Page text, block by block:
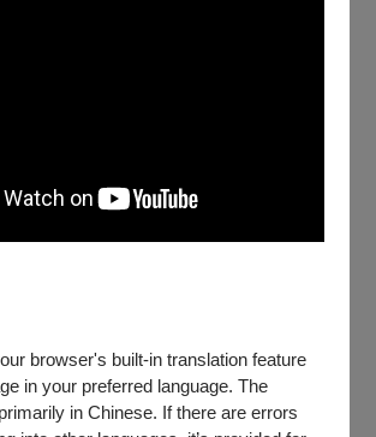
browser's built-in translation feature
in your preferred language. The
in Chinese. If there are errors
樂系指揮碩士
獲中奧學術交流獎學金赴國立維也納音樂
樂團指揮，師事與阿巴多、楊頌斯同為師
團指揮及台大交響樂團指揮，指揮足跡踏
、美國、歐洲等地，合作過的音樂家有鋼
佑克、陳必先、葉綠娜、魏樂富、葉孟
、橫山幸雄、陳世偉、陳瑞斌、范姜毅、
皎含、陳偉茵，長笛家蓋瑞．夏克、艾
卡、妮伯克奈赫特、蘇菲．雪赫、上野星
麥姬、安德烈．奧立瓦、許凱翔、安德
、黃貞瑛、馬曉珮、張翠琳、藍郁仙、林
賢，小提琴家蘇顯達、林品任、張景婷，
正傑等，單簧管演奏家陳威稜等人。其指
受聽眾喜愛。